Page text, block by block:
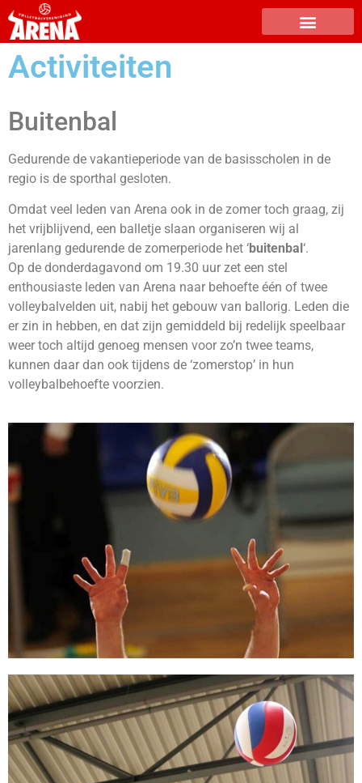
Activiteiten
Buitenbal
Gedurende de vakantieperiode van de basisscholen in de
regio is de sporthal gesloten.
Omdat veel leden van Arena ook in de zomer toch graag, zij
het vrijblijvend, een balletje slaan organiseren wij al
jarenlang gedurende de zomerperiode het ‘buitenbal ‘.
Op de donderdagavond om 19.30 uur zet een stel
enthousiaste leden van Arena naar behoefte één of twee
volleybalvelden uit, nabij het gebouw van ballorig. Leden die
er zin in hebben, en dat zijn gemiddeld bij redelijk speelbaar
weer toch altijd genoeg mensen voor zo’n twee teams,
kunnen daar dan ook tijdens de ‘zomerstop’ in hun
volleybalbehoefte voorzien.